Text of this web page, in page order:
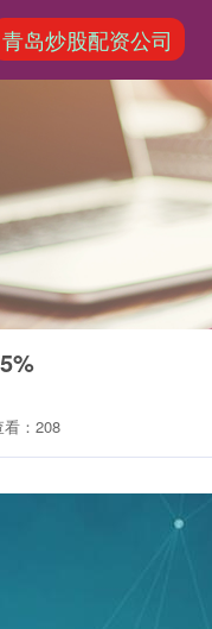
青岛炒股配资公司
看：208